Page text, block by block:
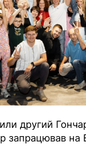
другий
запрацював на